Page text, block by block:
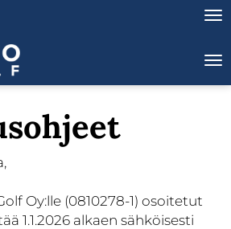
Oy:lle (0810278-1) osoitetut
1.1.2026 alkaen sähköisesti